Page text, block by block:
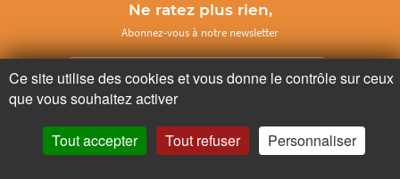
Ne ratez plus rien,
Abonnez-vous à notre newsletter
Je m’inscris
Ce site utilise des cookies et vous donne le contrôle sur ceux
que vous souhaitez activer
Tout accepter Tout refuser Personnaliser